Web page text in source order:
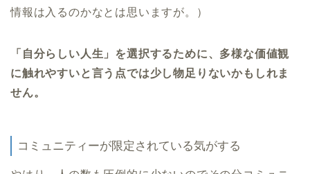
情報は入るのかなとは思いますが。）
「自分らしい人生」を選択するために、多様な価値観
に触れやすいと言う点では少し物足りないかもしれま
せん。
コミュニティーが限定されている気がする